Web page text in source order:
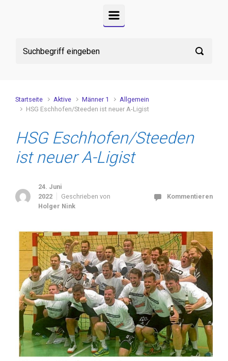
Startseite Aktive Männer 1
Allgemein
HSG Eschhofen/Steeden ist neuer A-Ligist
HSG Eschhofen/Steeden
ist neuer A-Ligist
24. Juni
2022
Geschrieben von
Holger Nink
Kommentieren